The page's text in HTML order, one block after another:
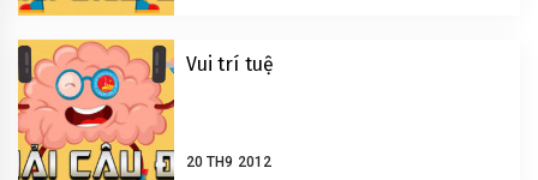
Vui trí tuệ
20 TH9 2012